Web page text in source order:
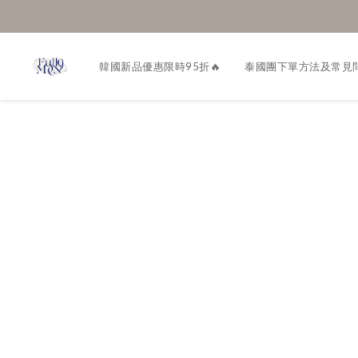
韓國新品優惠限時95折🔥 泰國團下單方法及常